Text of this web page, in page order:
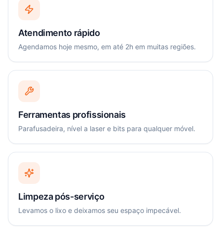
Atendimento rápido
Agendamos hoje mesmo, em até 2h em muitas regiões.
Ferramentas profissionais
Parafusadeira, nível a laser e bits para qualquer móvel.
Limpeza pós-serviço
Levamos o lixo e deixamos seu espaço impecável.